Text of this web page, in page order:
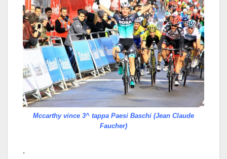
Mccarthy vince 3^ tappa Paesi Baschi (Jean Claude
Faucher)
.